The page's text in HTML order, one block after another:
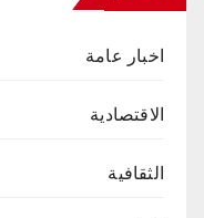
اخبار عامة
الاقتصادية
الثقافية